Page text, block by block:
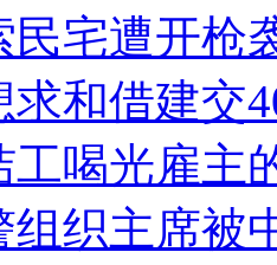
民宅遭开枪
求和借建交
工喝光雇主
组织主席被